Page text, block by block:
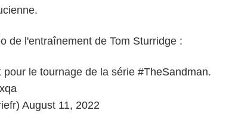
de l'entraînement de Tom Sturridge :
pour le tournage de la série #TheSandman.
August 11, 2022